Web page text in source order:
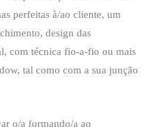
perfeitas à/ao cliente, um
design das
com técnica fio-a-fio ou mais
tal como com a sua junção
o/a formando/a ao